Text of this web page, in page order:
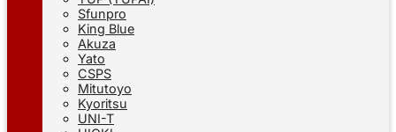
Sfunpro
King Blue
Akuza
Yato
CSPS
Mitutoyo
Kyoritsu
UNI-T